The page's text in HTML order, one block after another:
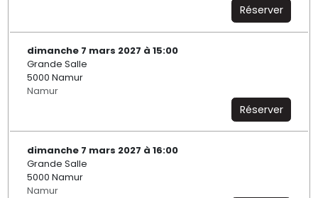
Réserver
dimanche 7 mars 2027 à 15:00
Grande Salle
5000 Namur
Namur
Réserver
dimanche 7 mars 2027 à 16:00
Grande Salle
5000 Namur
Namur